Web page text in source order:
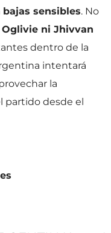
bajas sensibles. No
ni Jhivvan
dentro de la
intentará
la
partido desde el